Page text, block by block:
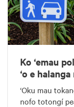
Ko ‘emau
‘o e halanga
‘Oku mau
nofo totongí